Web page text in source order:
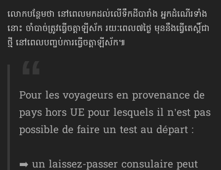
លោកបន្ថែមថា នៅពេលមកដល់លើទឹកដីបារាំង អ្នកដំណើរទាំង
នោះ ចាំបាច់ត្រូវធ្វើចត្តាឡីស័ក រយៈពេល៧ថ្ងៃ មុននឹងធ្វើតេស្ដិ៍ជា
ថ្មី នៅពេលបញ្ចប់​ការធ្វើចត្តាឡីស័ក៕
Pour les voyageurs en provenance de
pays hors UE pour lesquels il n’est pas
possible de faire un test au départ :
➡️ un laissez-passer consulaire peut